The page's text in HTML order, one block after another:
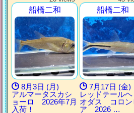
船橋二和
8月3日 (月)
アルマータスカシ
ョーロ 2026年7月
入荷！
船橋二和
7月17日 (金)
レッドテールヘ
オダス コロン
ア 2026 …